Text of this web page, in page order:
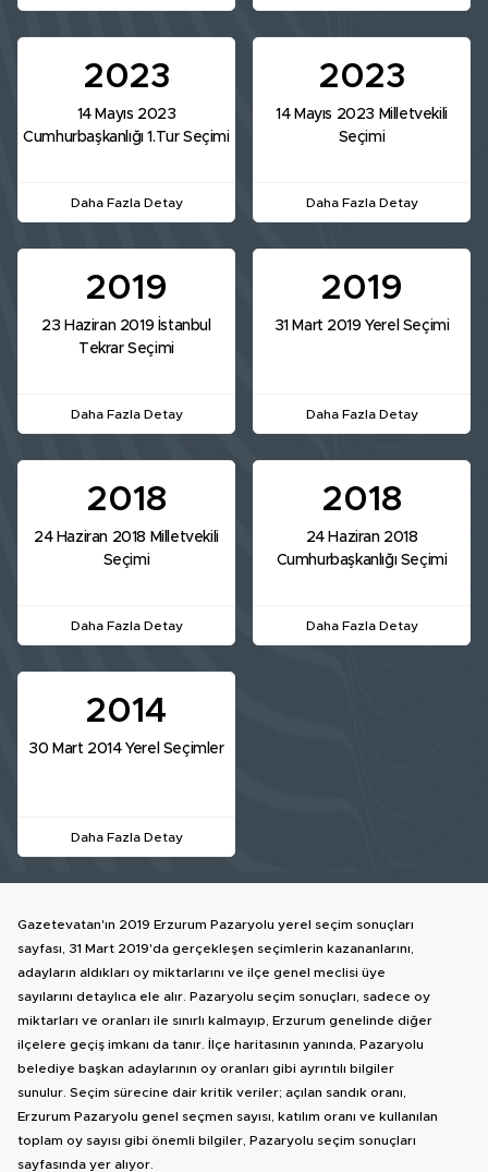
2023
14 Mayıs 2023
Cumhurbaşkanlığı 1.Tur Seçimi
Daha Fazla Detay
2023
14 Mayıs 2023 Milletvekili
Seçimi
Daha Fazla Detay
2019
23 Haziran 2019 İstanbul
Tekrar Seçimi
Daha Fazla Detay
2019
31 Mart 2019 Yerel Seçimi
Daha Fazla Detay
2018
24 Haziran 2018 Milletvekili
Seçimi
Daha Fazla Detay
2018
24 Haziran 2018
Cumhurbaşkanlığı Seçimi
Daha Fazla Detay
2014
30 Mart 2014 Yerel Seçimler
Daha Fazla Detay
Gazetevatan'ın 2019 Erzurum Pazaryolu yerel seçim sonuçları
sayfası, 31 Mart 2019'da gerçekleşen seçimlerin kazananlarını,
adayların aldıkları oy miktarlarını ve ilçe genel meclisi üye
sayılarını detaylıca ele alır. Pazaryolu seçim sonuçları, sadece oy
miktarları ve oranları ile sınırlı kalmayıp, Erzurum genelinde diğer
ilçelere geçiş imkanı da tanır. İlçe haritasının yanında, Pazaryolu
belediye başkan adaylarının oy oranları gibi ayrıntılı bilgiler
sunulur. Seçim sürecine dair kritik veriler; açılan sandık oranı,
Erzurum Pazaryolu genel seçmen sayısı, katılım oranı ve kullanılan
toplam oy sayısı gibi önemli bilgiler, Pazaryolu seçim sonuçları
sayfasında yer alıyor.